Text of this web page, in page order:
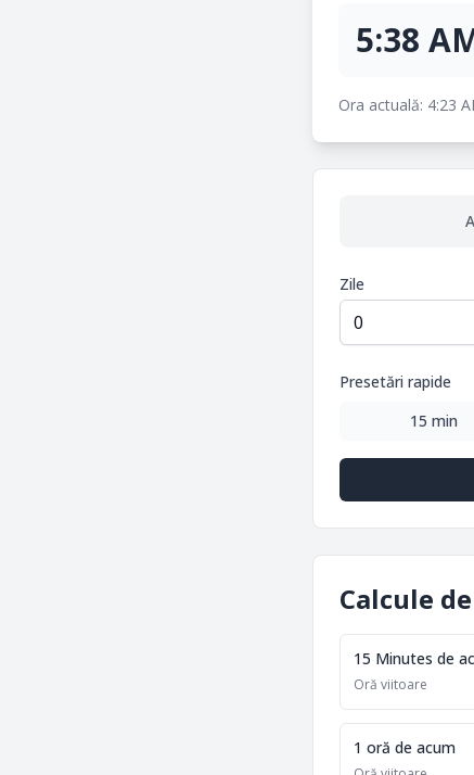
5:38
Ora actuală: 4:23
Zile
Presetări rapide
15 min
Calcule
15 Minutes de
Oră viitoare
1 oră de acum